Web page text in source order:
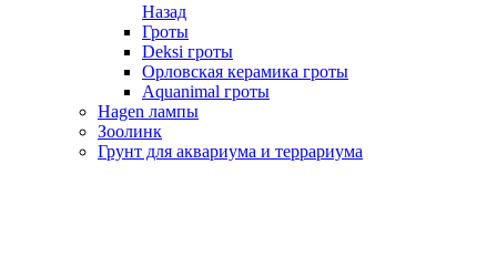
Назад
Гроты
Deksi гроты
Орловская керамика гроты
Aquanimal гроты
Hagen лампы
Зоолинк
Грунт для аквариума и террариума